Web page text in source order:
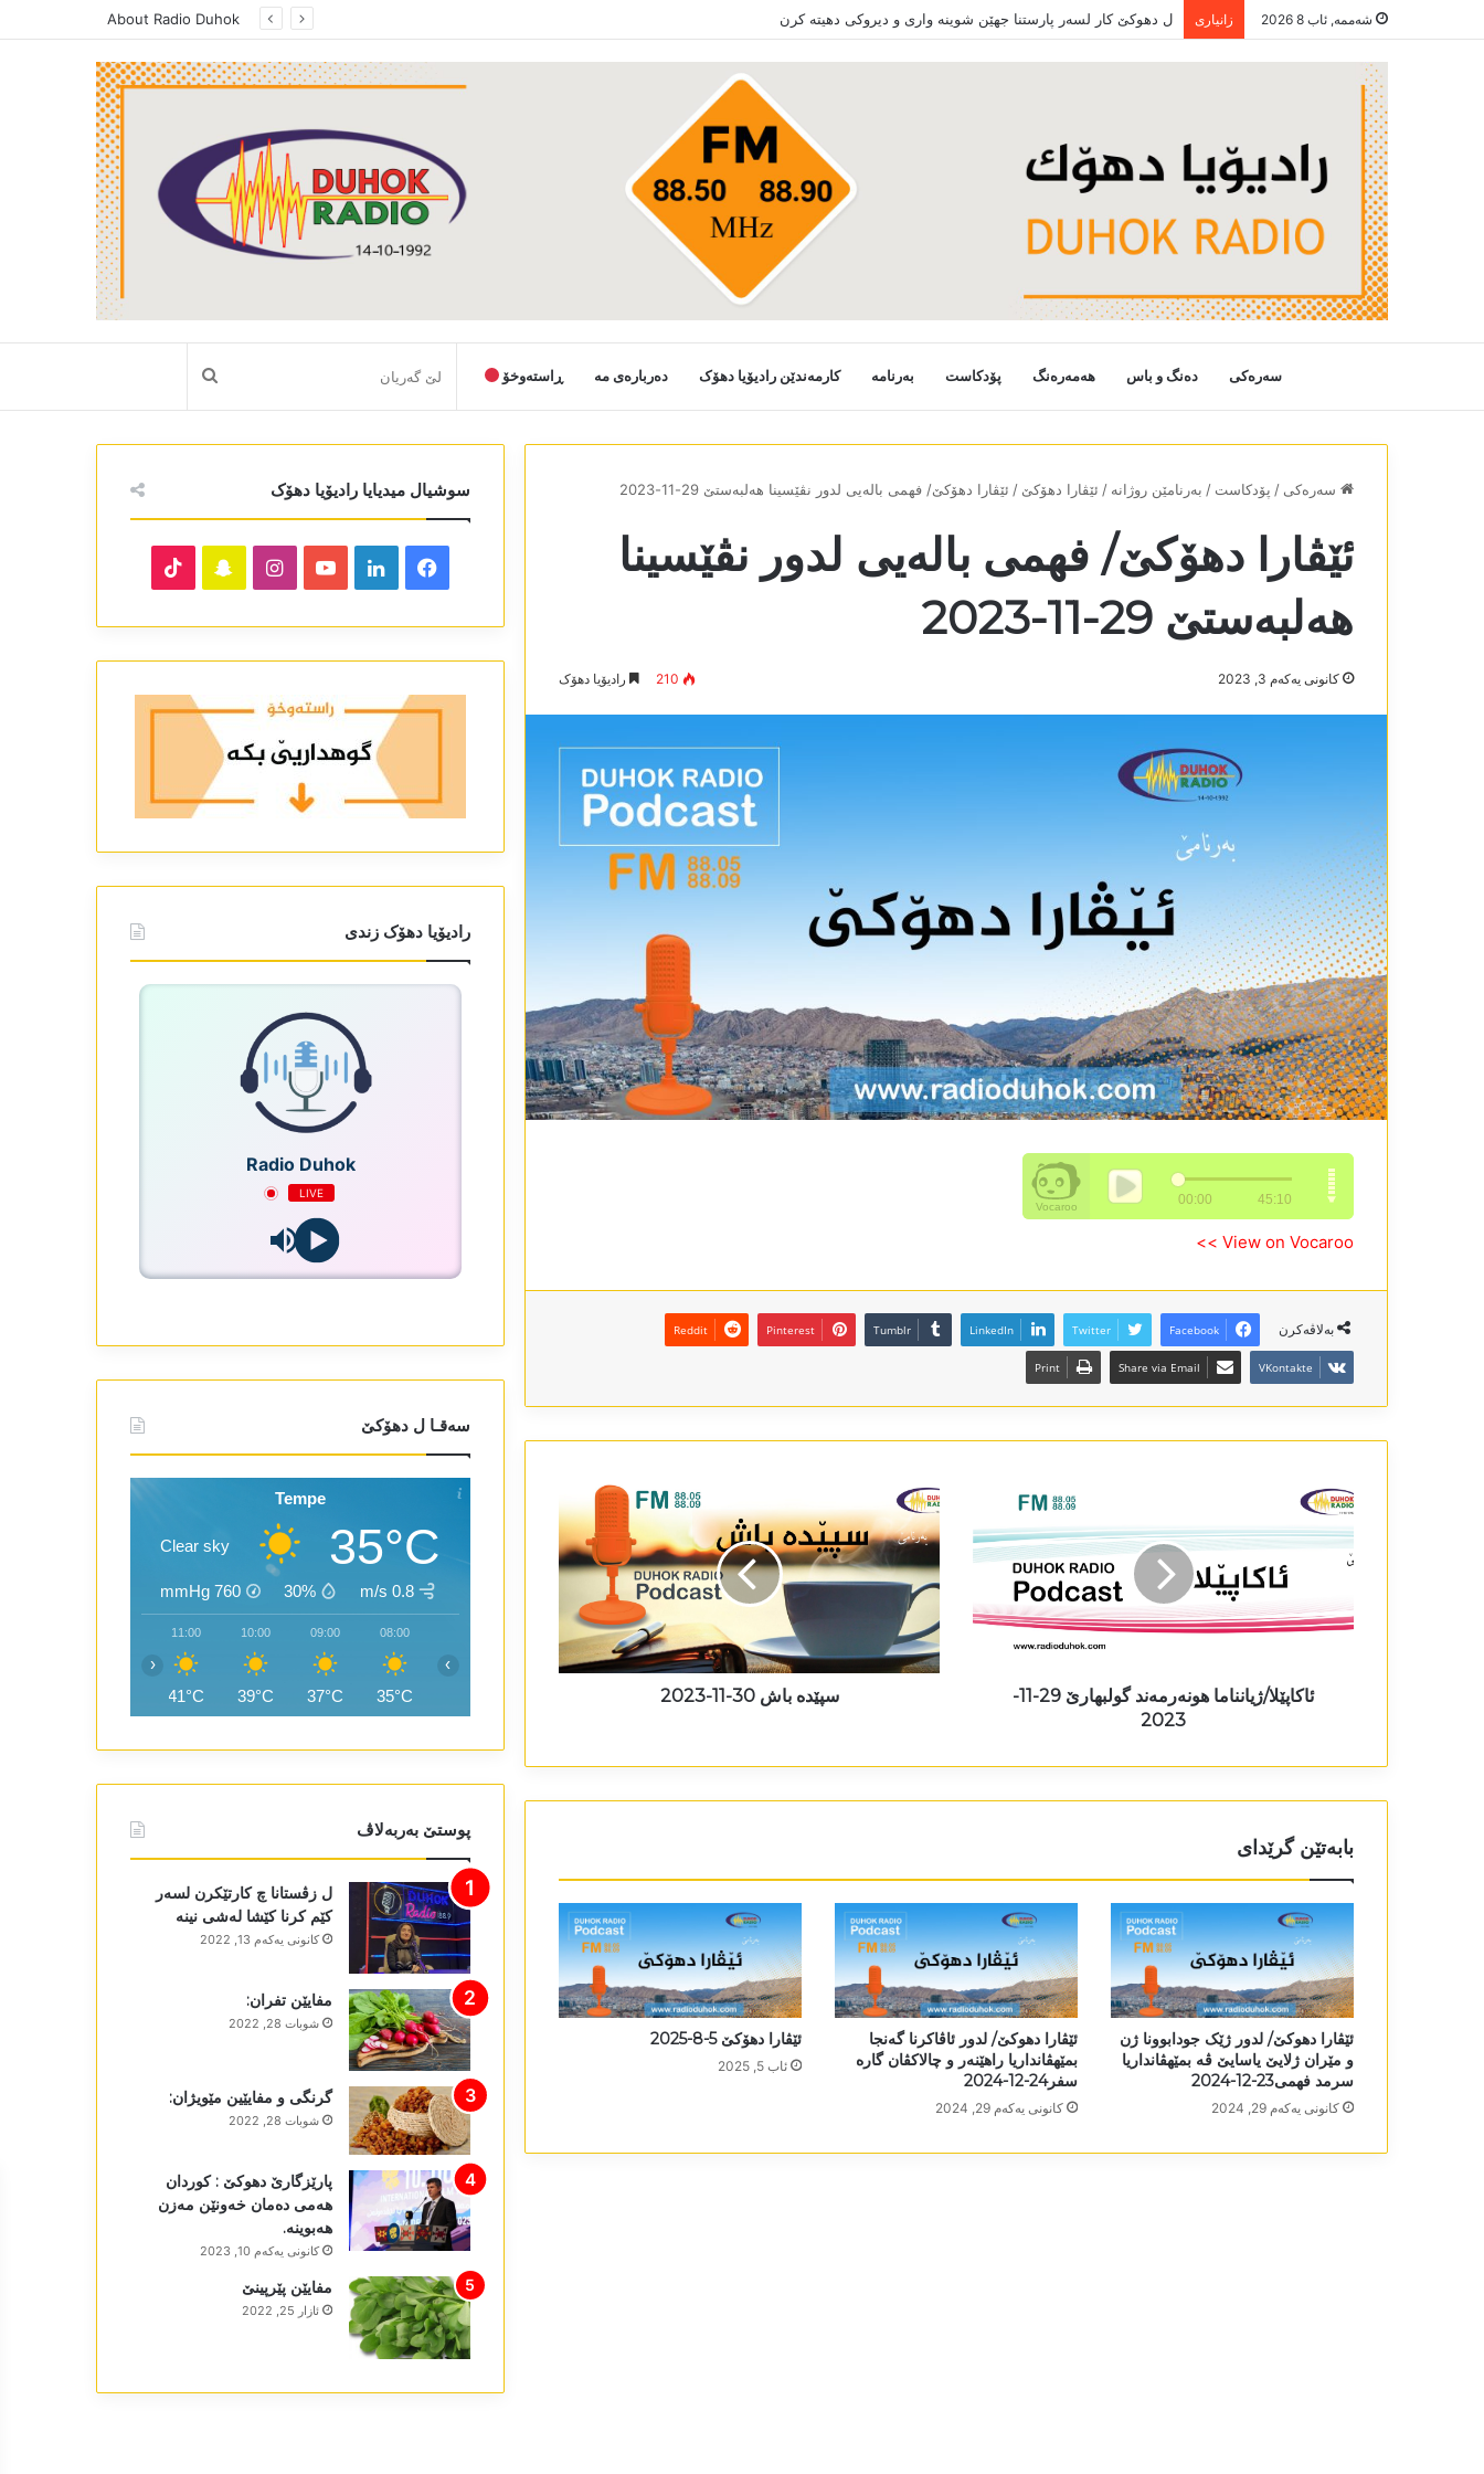
شەممە, ئاب 8 2026 زانیاری ب بریارا حکومەتا ھە رێما کوردستانی خەلکێ گوندێن سەر ب ئێدارا زاخو ڤە دشین سەرەدانا گوندیێن خو بکەن About Radio Duhok
سەرەکی دەنگ و باس هەمەرەنگ پۆدکاست بەرنامە کارمەندێن رادیۆیا دھۆک دەربارەی مە ڕاستەوخۆ لێ
گەریان
سەرەکی / پۆدکاست / بەرنامێن روژانە / ئێڤارا دھۆکێ / ئێڤارا دھۆکێ/ فھمی بالەیی لدور نڤێسینا ھەلبەستێ 29-11-2023
ئێڤارا دھۆکێ/ فھمی بالەیی لدور نڤێسینا
ھەلبەستێ 29-11-2023
كانونی یه‌كه‌م 3, 2023 210 رادیۆیا دھۆک
View on Vocaroo >>
بەلاڤەکرن Facebook
Twitter
LinkedIn
Tumblr
Pinterest
Reddit
VKontakte
Share via Email
Print
ئاکاپێلا/ژیانناما ھونەرمەند گولبھارێ 29-11-
2023
سپێدە باش 30-11-2023
بابەتێن گرێدای
ئێڤارا دھوکێ/ لدور ژێک جودابوونا ژن
و مێران ژلایێ یاسایێ ڤە بمێھڤانداریا
سرمد فھمی23-12-2024
كانونی یه‌كه‌م 29, 2024
ئێڤارا دھوکێ/ لدور ئاڤاکرنا گەنجا
بمێھڤانداریا راھێنەر و چالاکڤان گارە
سفر24-12-2024
كانونی یه‌كه‌م 29, 2024
ئێڤارا دھۆکێ 5-8-2025
ئاب 5, 2025
سوشیال میدیایا رادیۆیا دھۆک
Facebook
LinkedIn
YouTube
Instagram
Snapchat
رادیۆیا دھۆک زندی
Radio Duhok
LIVE
سەقـا ل دھۆکێ
Tempe
35°C
Clear sky
0.8 m/s
30%
760
mmHg
08:00
35°C
09:00
37°C
10:00
39°C
11:00
41°C
‹ ›
پوستێ بەربەلاڤ
ل زڤستانا چ کارتێکرن لسەر
کێم کرنا کێشا لەشی نینە
كانونی یه‌كه‌م 13, 2022
مفایێن تفران:
شوبات 28, 2022
گرنگی و مفایێین مێویژان:
شوبات 28, 2022
پارێزگارێ دھوکێ : کوردان
ھەمی دەمان خەونێن مەزن
ھەبوینە.
كانونی یه‌كه‌م 10, 2023
مفایێن پێرپینێ
ئازار 25, 2022